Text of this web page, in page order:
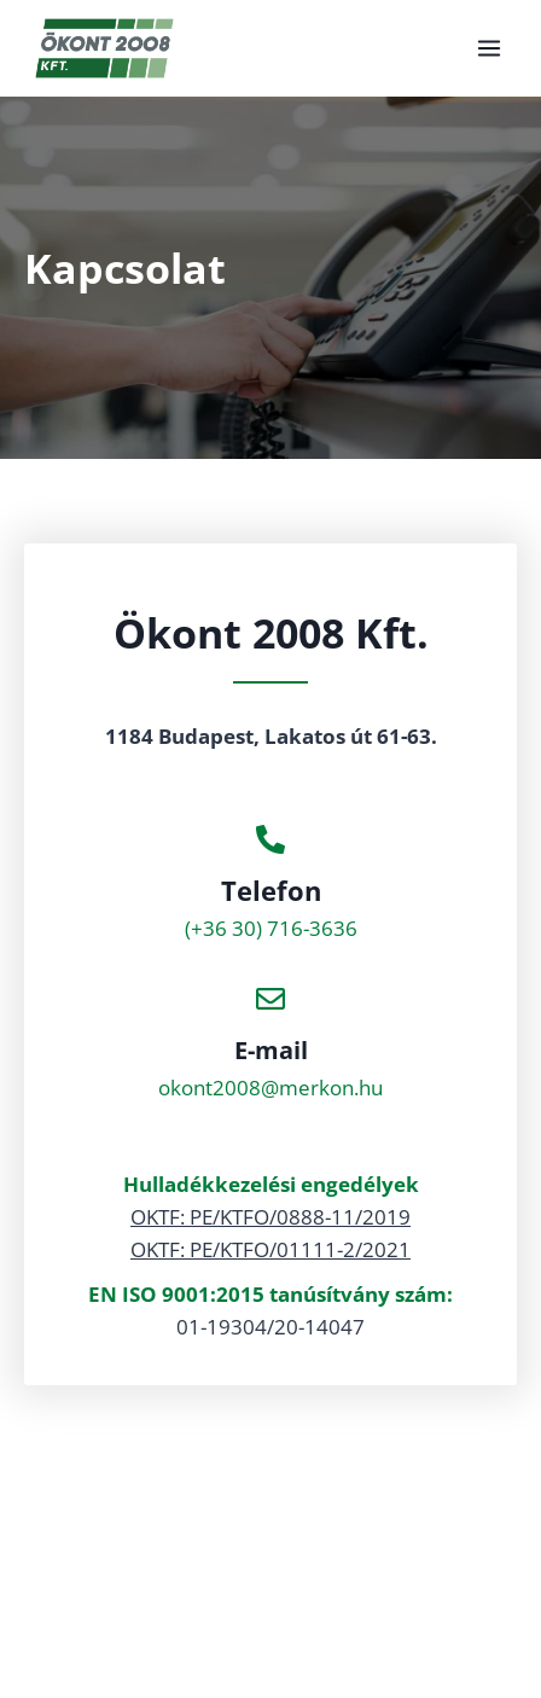
Kapcsolat
Ökont 2008 Kft.
1184 Budapest, Lakatos út 61-63.
Telefon
(+36 30) 716-3636
E-mail
okont2008@merkon.hu
Hulladékkezelési engedélyek
OKTF: PE/KTFO/0888-11/2019
OKTF: PE/KTFO/01111-2/2021
EN ISO 9001:2015 tanúsítvány szám:
01-19304/20-14047